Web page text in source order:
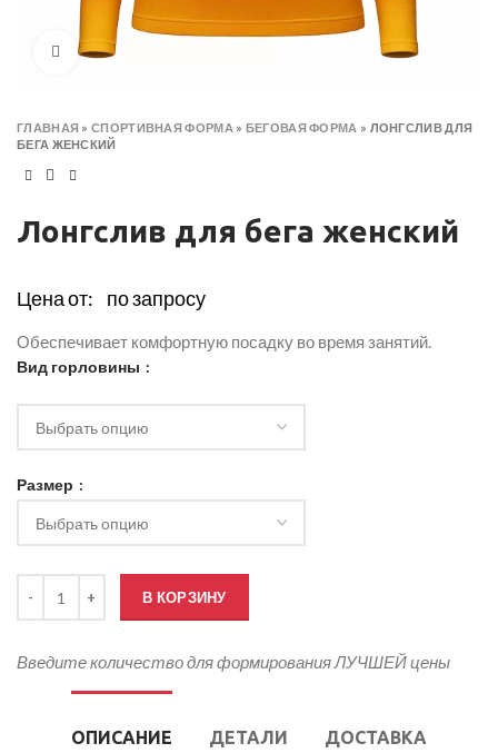
Click to enlarge
ГЛАВНАЯ »СПОРТИВНАЯ ФОРМА » БЕГОВАЯ ФОРМА » ЛОНГСЛИВ ДЛЯ
БЕГА ЖЕНСКИЙ
Лонгслив для бега женский
Цена от: по запросу
Обеспечивает комфортную посадку во время занятий.
Вид горловины
Размер
В КОРЗИНУ
Введите количество для формирования ЛУЧШЕЙ цены
ОПИСАНИЕ ДЕТАЛИ ДОСТАВКА